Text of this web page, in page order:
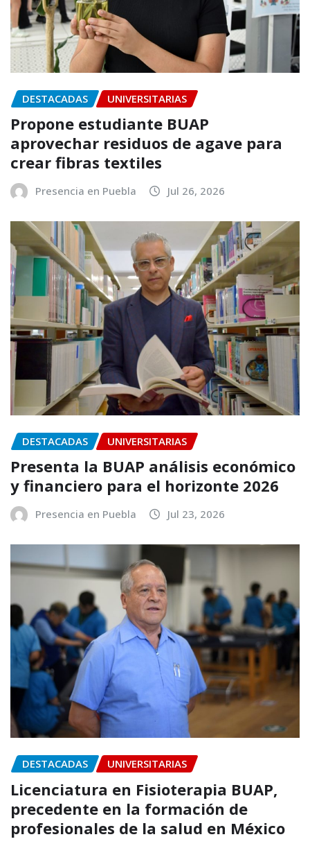
DESTACADAS UNIVERSITARIAS
Propone estudiante BUAP
aprovechar residuos de agave para
crear fibras textiles
Presencia en Puebla Jul 26, 2026
DESTACADAS UNIVERSITARIAS
Presenta la BUAP análisis económico
y financiero para el horizonte 2026
Presencia en Puebla Jul 23, 2026
DESTACADAS UNIVERSITARIAS
Licenciatura en Fisioterapia BUAP,
precedente en la formación de
profesionales de la salud en México